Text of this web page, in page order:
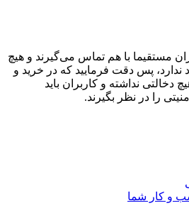
مستقیما با هم تماس می‌گیرند و هیچ
پس دقت فرمایید که در خرید و
نداشته و کاربران باید
را در نظر بگیرند.
و کار شما